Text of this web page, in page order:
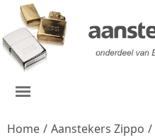
Home / Aanstekers Zippo /